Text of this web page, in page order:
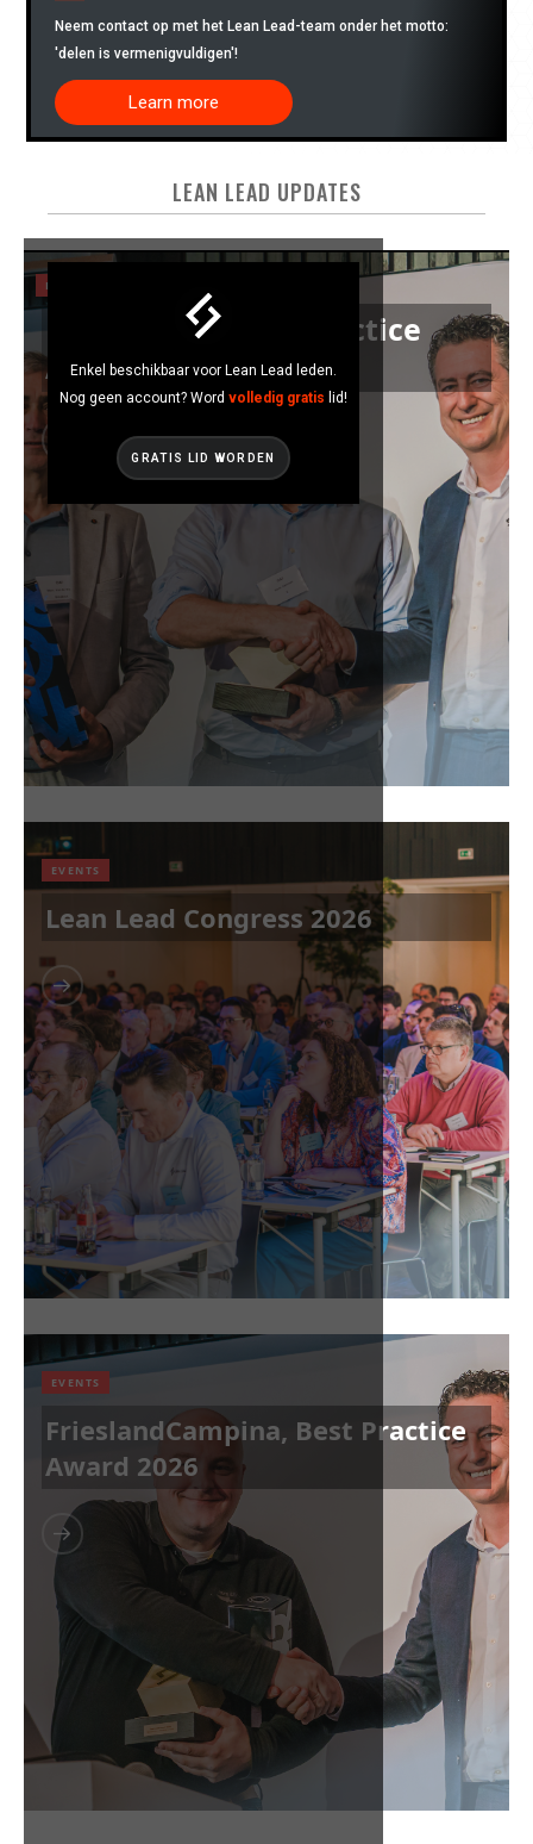
Neem contact op met het Lean Lead-team onder het motto:
'delen is vermenigvuldigen'!
Learn more
LEAN LEAD UPDATES
EVENTS
DAF Trucks, Best Practice
Award 2026
EVENTS
Lean Lead Congress 2026
EVENTS
FrieslandCampina, Best Practice
Award 2026
Enkel beschikbaar voor Lean Lead leden.
Nog geen account? Word volledig gratis lid!
GRATIS LID WORDEN